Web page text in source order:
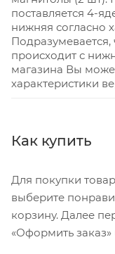
поставляется 4-
нижняя согласно
происходит с
магазина Вы
характеристики
Как купить
Для покупки
выберите
корзину. Далее
«Оформить заказ»